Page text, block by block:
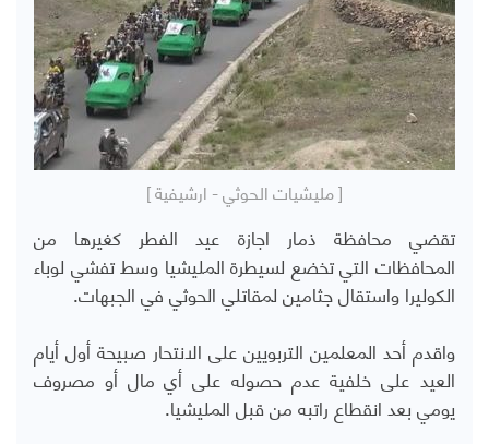
[ مليشيات الحوثي - ارشيفية ]
تقضي محافظة ذمار اجازة عيد الفطر كغيرها من
المحافظات التي تخضع لسيطرة المليشيا وسط تفشي لوباء
الكوليرا واستقال جثامين لمقاتلي الحوثي في الجبهات.
واقدم أحد المعلمين التربويين على الانتحار صبيحة أول أيام
العيد على خلفية عدم حصوله على أي مال أو مصروف
يومي بعد انقطاع راتبه من قبل المليشيا.